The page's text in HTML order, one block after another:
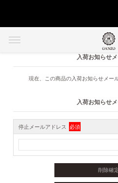
入荷お知らせ
現在、この商品の入荷お知らせメー
入荷お知らせ
停止メールアドレス 必須